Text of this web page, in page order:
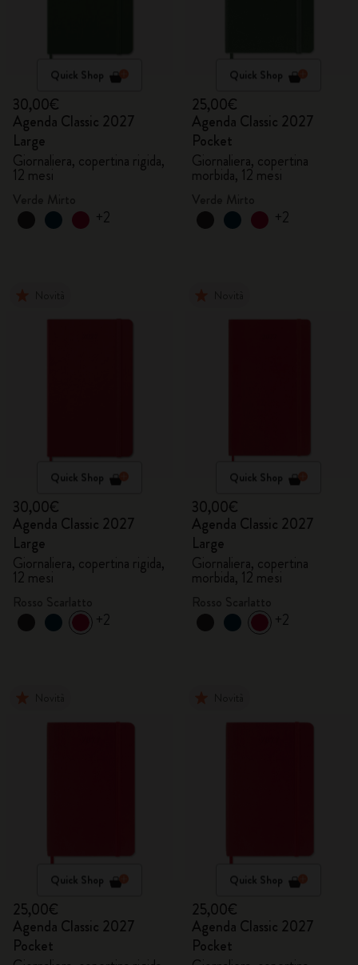
Quick Shop
30,00€
Agenda Classic 2027
Large
Giornaliera, copertina rigida,
12 mesi
+2
Quick Shop
25,00€
Agenda Classic 2027
Pocket
Giornaliera, copertina
morbida, 12 mesi
+2
Quick Shop
30,00€
Agenda Classic 2027
Large
Giornaliera, copertina rigida,
12 mesi
+2
Quick Shop
30,00€
Agenda Classic 2027
Large
Giornaliera, copertina
morbida, 12 mesi
+2
Quick Shop
25,00€
Agenda Classic 2027
Pocket
Quick Shop
25,00€
Agenda Classic 2027
Pocket